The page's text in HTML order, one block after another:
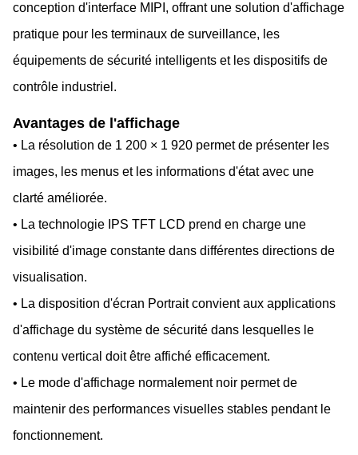
conception d'interface MIPI, offrant une solution d'affichage
pratique pour les terminaux de surveillance, les
équipements de sécurité intelligents et les dispositifs de
contrôle industriel.
Avantages de l'affichage
• La résolution de 1 200 × 1 920 permet de présenter les
images, les menus et les informations d'état avec une
clarté améliorée.
• La technologie IPS TFT LCD prend en charge une
visibilité d'image constante dans différentes directions de
visualisation.
• La disposition d'écran Portrait convient aux applications
d'affichage du système de sécurité dans lesquelles le
contenu vertical doit être affiché efficacement.
• Le mode d'affichage normalement noir permet de
maintenir des performances visuelles stables pendant le
fonctionnement.